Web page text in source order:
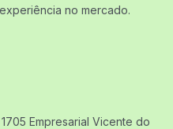
no mercado.
Empresarial Vicente do